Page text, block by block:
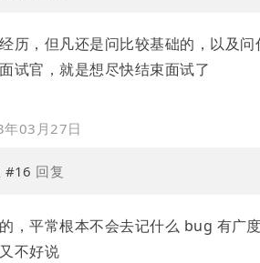
历，但凡还是问比较基础的，以及
试官，就是想尽快结束面试了
03月27日
#16 回复
，平常根本不会去记什么 bug 有广
不好说